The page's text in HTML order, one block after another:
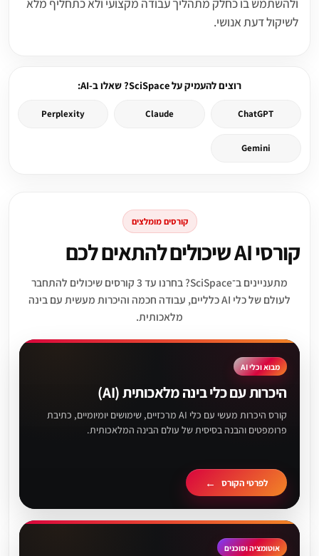
לשיקול דעת אנושי.
רוצים להעמיק על SciSpace? שאלו ב-AI:
ChatGPT
Claude
Perplexity
Gemini
קורסים מומלצים
קורסי AI שיכולים להתאים לכם
מתעניינים ב־SciSpace? בחרנו עד 3 קורסים שיכולים להתחבר
לעולם של כלי AI כלליים, עבודה חכמה והיכרות מעשית עם בינה
מלאכותית.
מבוא וכלי AI
היכרות עם כלי בינה מלאכותית (AI)
קורס היכרות מעשי עם כלי AI מרכזיים, שימושים יומיומיים, כתיבת
פרומפטים והבנה בסיסית של עולם הבינה המלאכותית.
לפרטי הקורס
אוטומציה וסוכנים